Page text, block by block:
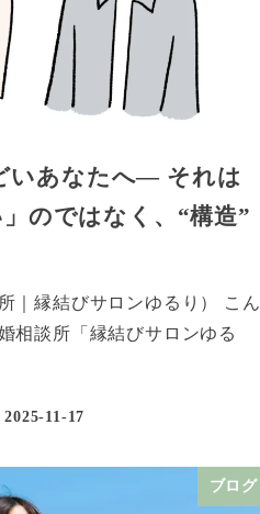
いあなたへ― それは
」のではなく、“構造”
｜縁結びサロンゆるり） こん
相談所「縁結びサロンゆる
2025-11-17
ブログ